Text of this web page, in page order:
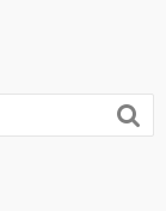
